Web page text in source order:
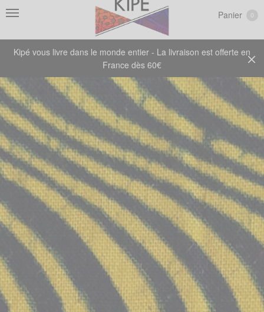
Kipé vous livre dans le monde entier - La livraison est offerte en
France dès 60€
Panier